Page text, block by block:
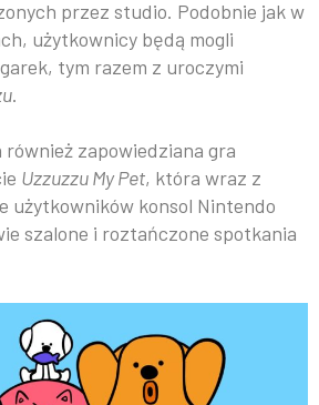
przez studio. Podobnie jak w
użytkownicy będą mogli
tym razem z uroczymi
.
również zapowiedziana gra
Uzzuzzu My Pet, która wraz z
użytkowników konsol Nintendo
szalone i roztańczone spotkania